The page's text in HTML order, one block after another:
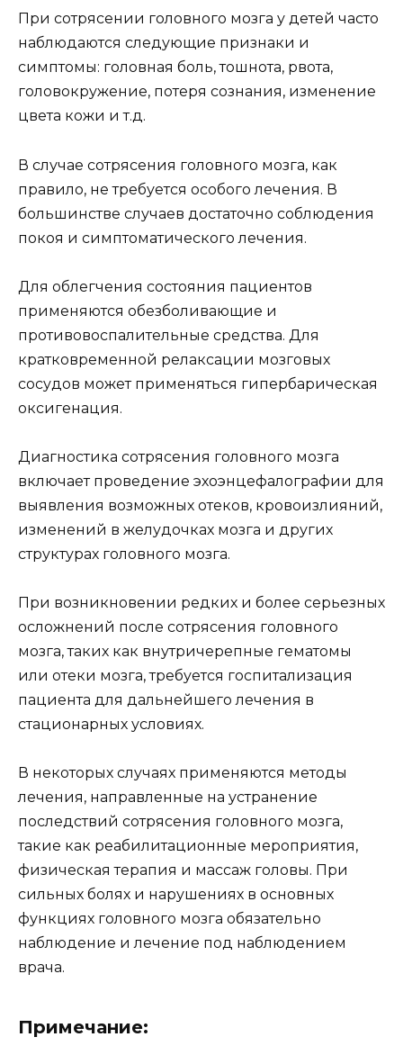
При сотрясении головного мозга у детей часто
наблюдаются следующие признаки и
симптомы: головная боль, тошнота, рвота,
головокружение, потеря сознания, изменение
цвета кожи и т.д.
В случае сотрясения головного мозга, как
правило, не требуется особого лечения. В
большинстве случаев достаточно соблюдения
покоя и симптоматического лечения.
Для облегчения состояния пациентов
применяются обезболивающие и
противовоспалительные средства. Для
кратковременной релаксации мозговых
сосудов может применяться гипербарическая
оксигенация.
Диагностика сотрясения головного мозга
включает проведение эхоэнцефалографии для
выявления возможных отеков, кровоизлияний,
изменений в желудочках мозга и других
структурах головного мозга.
При возникновении редких и более серьезных
осложнений после сотрясения головного
мозга, таких как внутричерепные гематомы
или отеки мозга, требуется госпитализация
пациента для дальнейшего лечения в
стационарных условиях.
В некоторых случаях применяются методы
лечения, направленные на устранение
последствий сотрясения головного мозга,
такие как реабилитационные мероприятия,
физическая терапия и массаж головы. При
сильных болях и нарушениях в основных
функциях головного мозга обязательно
наблюдение и лечение под наблюдением
врача.
Примечание: